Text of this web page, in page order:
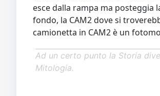
esce dalla rampa ma posteggia
fondo, la CAM2 dove si
camionetta in CAM2 è un
Ad un certo punto la Storia
Mitologia.